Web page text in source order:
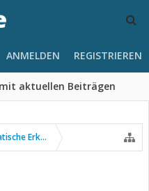
aktuellen Beiträgen
ANMELDEN REGISTRIEREN
Erkrankungen